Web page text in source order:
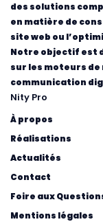
des solutions
en matière de
site web ou
Notre objectif est
sur les moteurs
communication
Nity Pro
À propos
Réalisations
Actualités
Contact
Foire aux
Mentions légales